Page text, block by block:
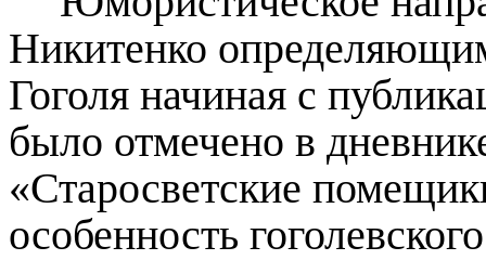
Никитенко
Гоголя начиная с
было отмечено в
«Старосветские
особенность